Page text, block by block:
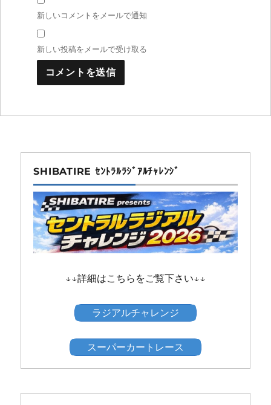
新しいコメントをメールで通知
新しい投稿をメールで受け取る
SHIBATIRE ｾﾝﾄﾗﾙﾗｼﾞｱﾙﾁｬﾚﾝｼﾞ
↓↓詳細はこちらをご覧下さい↓↓
ラジアルチャレンジ
スーパーカートレース